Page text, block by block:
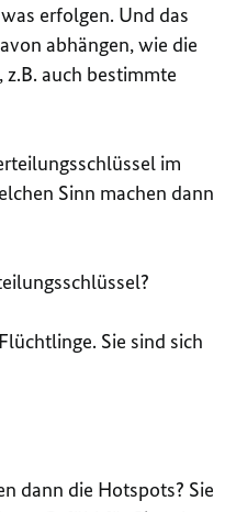
erfolgen. Und das
abhängen, wie die
auch bestimmte
im
Sinn machen dann
Sie sind sich
dann die Hotspots? Sie